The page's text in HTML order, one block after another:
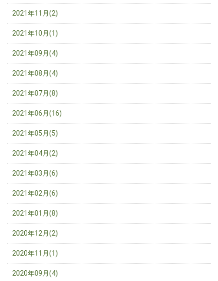
2021年11月(2)
2021年10月(1)
2021年09月(4)
2021年08月(4)
2021年07月(8)
2021年06月(16)
2021年05月(5)
2021年04月(2)
2021年03月(6)
2021年02月(6)
2021年01月(8)
2020年12月(2)
2020年11月(1)
2020年09月(4)